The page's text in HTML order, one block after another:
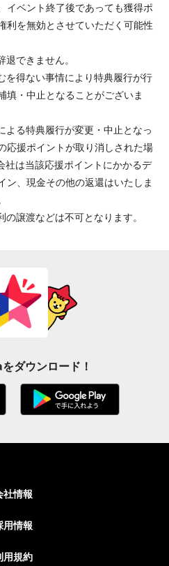
イベント終了後であっても獲得ポ
利を無効とさせていただく可能性
できません。
を得ない事情により特典履行が行
填・中止となることがございま
よる特典履行が変更・中止となっ
応援ポイントが取り消しされた場
は当該応援ポイントにかかるデ
ン、現金その他の返還はいたしま
譲渡などは不可となります。
ダウンロード！
社情報
用情報
用規約